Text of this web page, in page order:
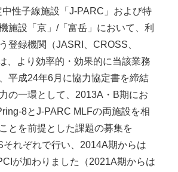
性子線施設「J-PARC」および特
施設「京」/「富岳」において、利
登録機関（JASRI、CROSS、
、より効率的・効果的に当該業務
平成24年6月に協力協定書を締結
の一環として、2013A・B期にお
8とJ-PARC MLFの両施設を相
とを前提とした課題の募集を
れぞれで行い、2014A期からは
が加わりました（2021A期からは